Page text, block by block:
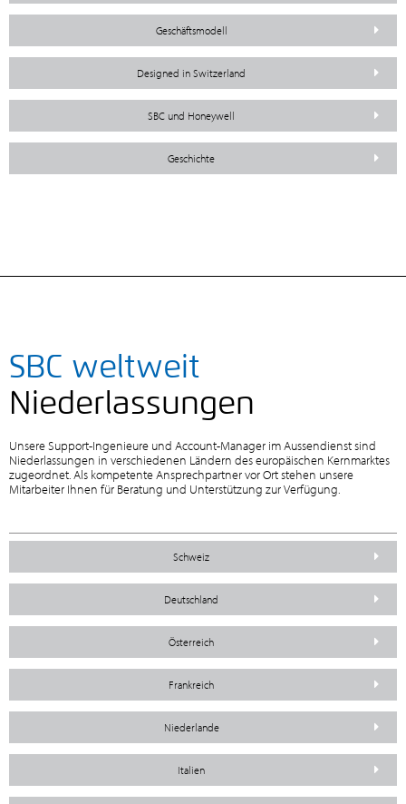
Geschäftsmodell
Designed in Switzerland
SBC und Honeywell
Geschichte
SBC weltweit
Niederlassungen
Unsere Support-Ingenieure und Account-Manager im Aussendienst sind
Niederlassungen in verschiedenen Ländern des europäischen Kernmarktes
zugeordnet. Als kompetente Ansprechpartner vor Ort stehen unsere
Mitarbeiter Ihnen für Beratung und Unterstützung zur Verfügung.
Schweiz
Deutschland
Österreich
Frankreich
Niederlande
Italien